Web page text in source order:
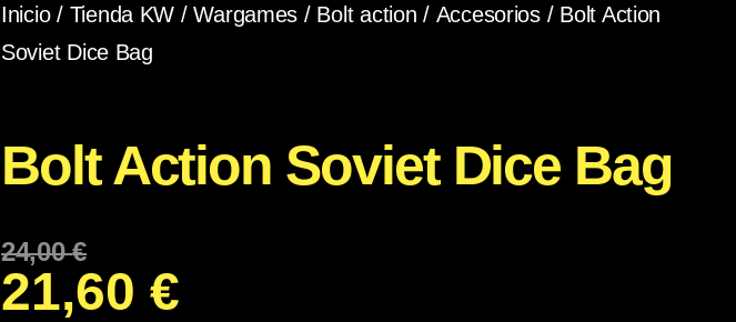
Inicio/ Tienda KW /Wargames / Bolt action / Accesorios/ Bolt Action
Soviet Dice Bag
Bolt Action Soviet Dice Bag
24,00€
21,60 €